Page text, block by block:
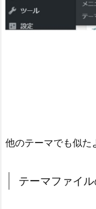
他のテーマでも似た
テーマファイ